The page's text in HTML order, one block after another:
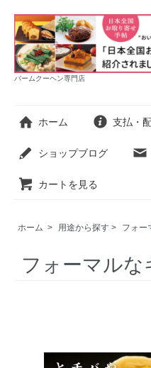
バームクーヘン専門店
ホーム 支払・
ショップブログ
カートを見る
ホーム > 用途から探す > フォー
フォーマルな